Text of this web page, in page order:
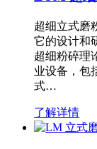
超细立式磨
它的设计和
超细粉碎理
业设备，包
式…
了解详情